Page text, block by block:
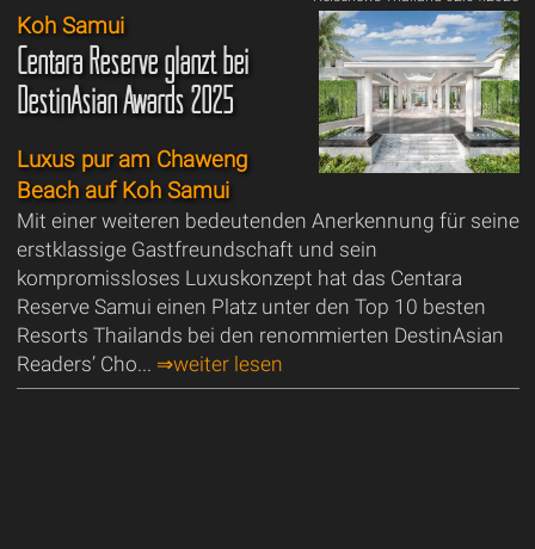
Koh Samui
Centara Reserve glänzt bei
DestinAsian Awards 2025
Luxus pur am Chaweng
Beach auf Koh Samui
Mit einer weiteren bedeutenden Anerkennung für seine
erstklassige Gastfreundschaft und sein
kompromissloses Luxuskonzept hat das Centara
Reserve Samui einen Platz unter den Top 10 besten
Resorts Thailands bei den renommierten DestinAsian
Readers’ Cho... ⇒weiter lesen